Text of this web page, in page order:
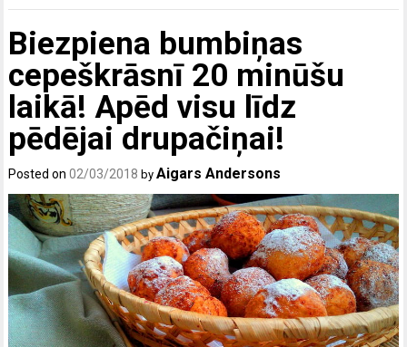
Biezpiena bumbiņas
cepeškrāsnī 20 minūšu
laikā! Apēd visu līdz
pēdējai drupačiņai!
Posted on02/03/2018 byAigars Andersons